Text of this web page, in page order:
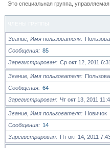
Это специальная группа,
Звание, Имя пользователя
Сообщения
85
Зарегистрирован
Ср окт 12, 2011
Звание, Имя пользователя
Сообщения
64
Зарегистрирован
Чт окт 13, 2011
Звание, Имя пользователя Новичок
Сообщения
14
Зарегистрирован
Пт окт 14, 2011